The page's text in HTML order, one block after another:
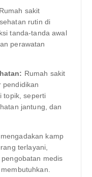
Rumah sakit
rutin di
tanda-tanda awal
perawatan
Rumah sakit
pendidikan
topik, seperti
jantung, dan
kamp
terlayani,
medis